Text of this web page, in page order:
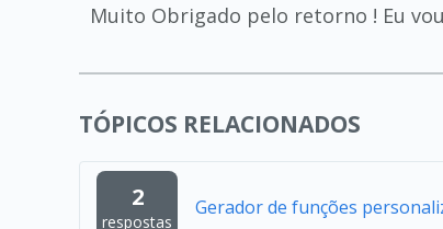
Muito Obrigado pelo retorno ! Eu
TÓPICOS RELACIONADOS
2
respostas
Gerador de funções